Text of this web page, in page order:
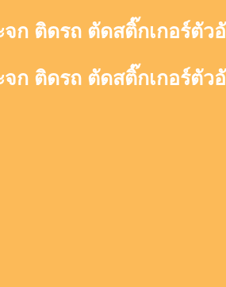
ติดรถ ตัดสติ๊กเกอร์ตัว
ติดรถ ตัดสติ๊กเกอร์ตัว